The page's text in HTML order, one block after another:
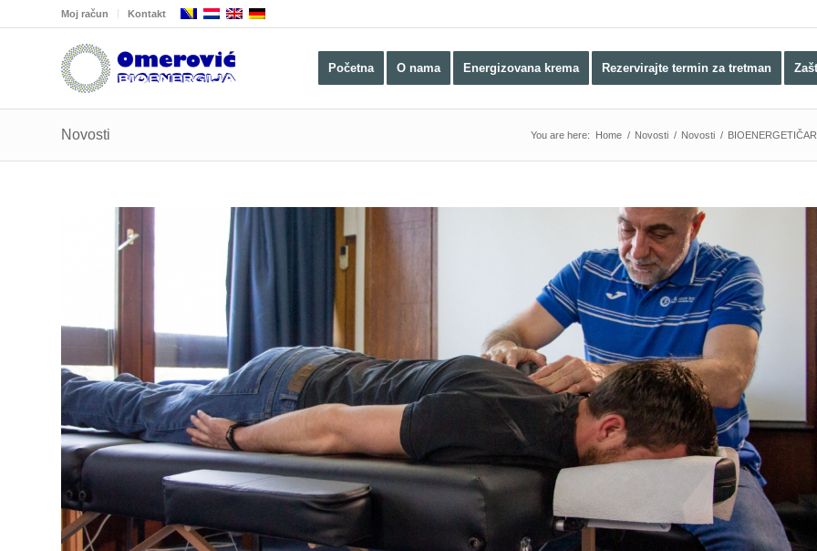
Moj račun Kontakt
Početna O nama Energizovana krema Rezervirajte termin za tretman
Novosti You are here: Home / Novosti / Novosti /